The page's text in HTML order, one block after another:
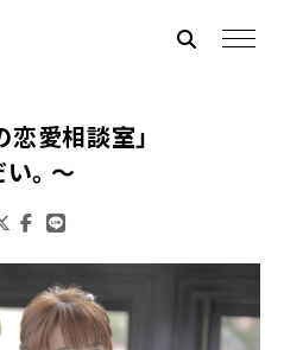
恋愛相談室」
。〜